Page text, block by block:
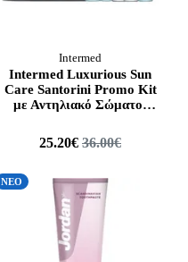
Intermed
Intermed Luxurious Sun
Care Santorini Promo Kit
με Αντηλιακό Σώματος
Τζελ, 75ml, Λάδι
Μαυρίσματος SPF6, 50ml,
Προσώπου & Σώματος,
50ml, Αντηλιακή Κρέμα
Προσώπου SPF50, 40ml &
Νεσεσέρ, 1σετ
25.20€ 36.00€
ΝΕΟ